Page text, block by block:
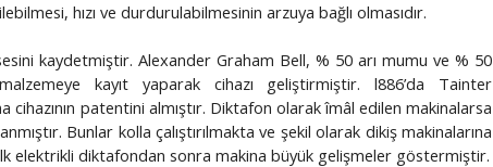
hızı ve durdurulabilmesinin arzuya bağlı olmasıdır.
kaydetmiştir. Alexander Graham Bell, % 50 arı mumu ve % 50
kayıt yaparak cihazı geliştirmiştir. l886’da Tainter
cihazının patentini almıştır. Diktafon olarak îmâl edilen makinalarsa
Bunlar kolla çalıştırılmakta ve şekil olarak dikiş makinalarına
elektrikli diktafondan sonra makina büyük gelişmeler göstermiştir.